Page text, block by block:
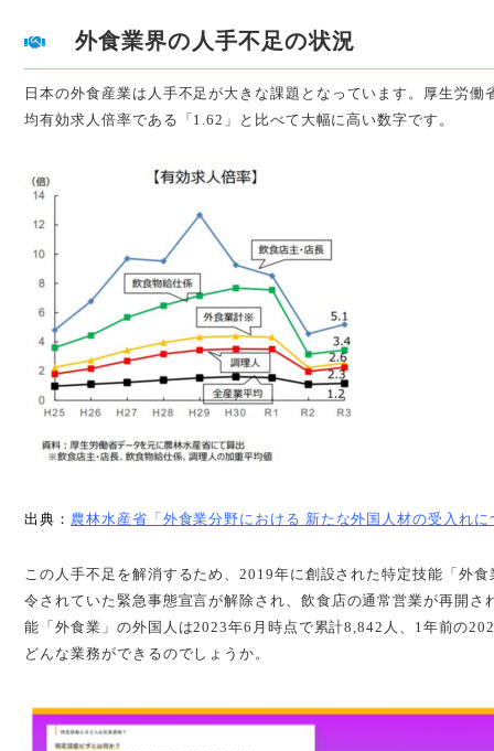
外食業界の人手不足の状況
日本の外食産業は人手不足が大きな課題となっています。厚生労
均有効求人倍率である「1.62」と比べて大幅に高い数字です。
出典： 農林水産省「外⾷業分野における 新たな外国⼈材の受入れに
この人手不足を解消するため、2019年に創設された特定技能「外
令されていた緊急事態宣言が解除され、飲食店の通常営業が再開
能「外食業」の外国人は2023年6月時点で累計8,842人、1年前の
どんな業務ができるのでしょうか。